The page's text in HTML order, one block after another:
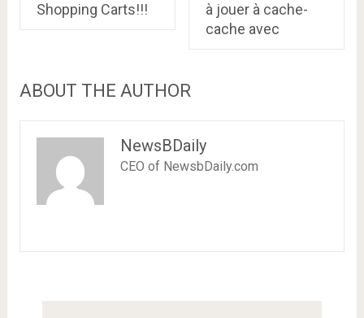
Shopping Carts!!!
à jouer à cache-
cache avec
ABOUT THE AUTHOR
NewsBDaily
CEO of NewsbDaily.com